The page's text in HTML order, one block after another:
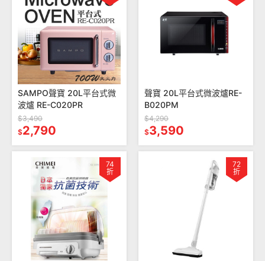
SAMPO聲寶 20L平台式微
波爐 RE-C020PR
$3,490
$2,790
聲寶 20L平台式微波爐RE-
B020PM
$4,290
$3,590
74
折
72
折